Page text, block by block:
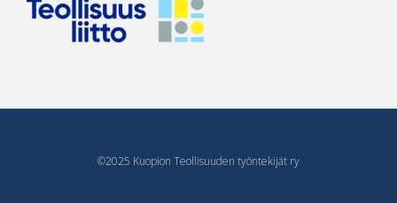
©2025 Kuopion Teollisuuden työntekijät ry